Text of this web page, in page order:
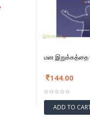
மன இறுக்கத்தை
144.00
ADD TO